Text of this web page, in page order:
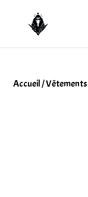
Accueil/Vêtements